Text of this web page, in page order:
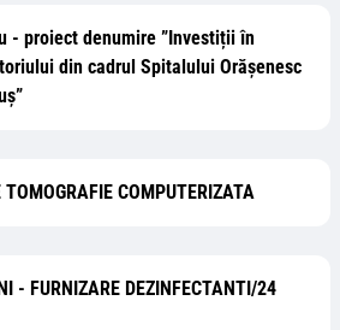
- proiect denumire ”Investiții în
din cadrul Spitalului Orășenesc
COMPUTERIZATA
- FURNIZARE DEZINFECTANTI/24